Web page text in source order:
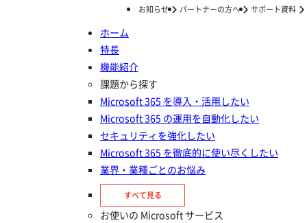
お知らせ パートナーの方へ サポート資料
ホーム
特長
機能紹介
課題から探す
Microsoft 365 を導入・活用したい
Microsoft 365 の運用を自動化したい
セキュリティを強化したい
Microsoft 365 を徹底的に使い尽くしたい
業界・業種ごとのお悩み
すべて見る
お使いの Microsoft サービス
セミナー/イベント
SharePointでおこなう、ファイ
ルと権限管理のキホンの考え方と